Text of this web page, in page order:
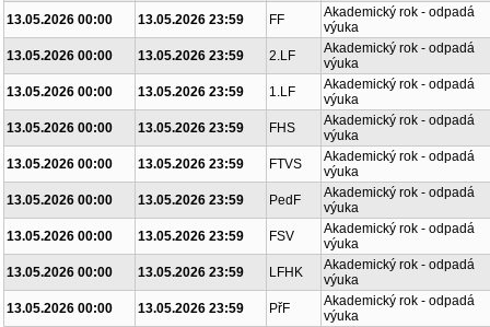
13.05.2026 00:00
13.05.2026 23:59 FF
Akademický rok - odpadá
výuka
13.05.2026 00:00
13.05.2026 23:59 2.LF
Akademický rok - odpadá
výuka
13.05.2026 00:00
13.05.2026 23:59 1.LF
Akademický rok - odpadá
výuka
13.05.2026 00:00
13.05.2026 23:59 FHS
Akademický rok - odpadá
výuka
13.05.2026 00:00
13.05.2026 23:59 FTVS
Akademický rok - odpadá
výuka
13.05.2026 00:00
13.05.2026 23:59 PedF
Akademický rok - odpadá
výuka
13.05.2026 00:00
13.05.2026 23:59 FSV
Akademický rok - odpadá
výuka
13.05.2026 00:00
13.05.2026 23:59 LFHK
Akademický rok - odpadá
výuka
13.05.2026 00:00
13.05.2026 23:59 PřF
Akademický rok - odpadá
výuka